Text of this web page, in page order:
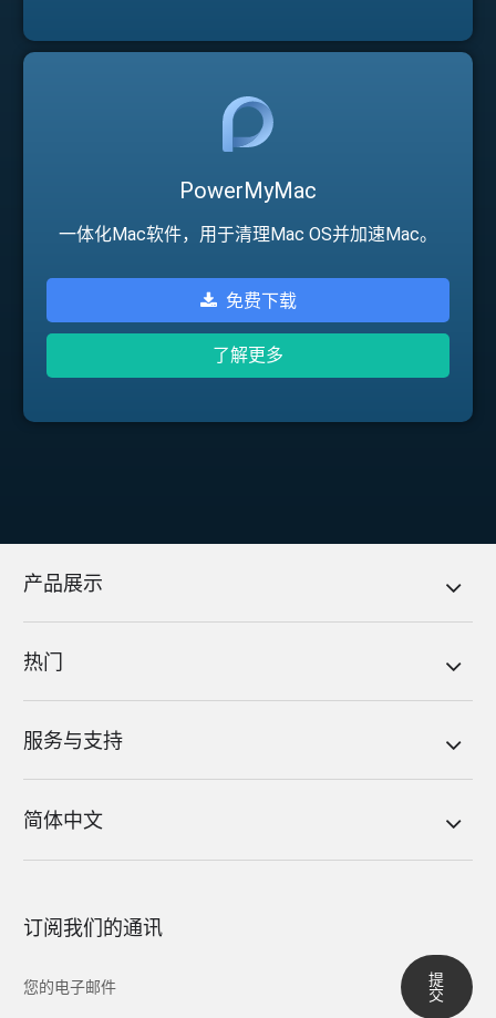
PowerMyMac
一体化Mac软件，用于清理Mac OS并加速Mac。
免费下载
了解更多
产品展示
热门
服务与支持
简体中文
订阅我们的通讯
提
交